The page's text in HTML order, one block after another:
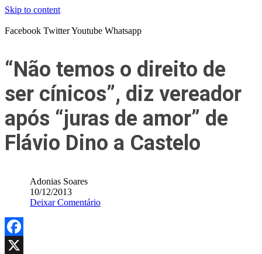
Skip to content
Facebook TwitterYoutube Whatsapp
“Não temos o direito de
ser cínicos”, diz vereador
após “juras de amor” de
Flávio Dino a Castelo
Adonias Soares
10/12/2013
Deixar Comentário
Facebook